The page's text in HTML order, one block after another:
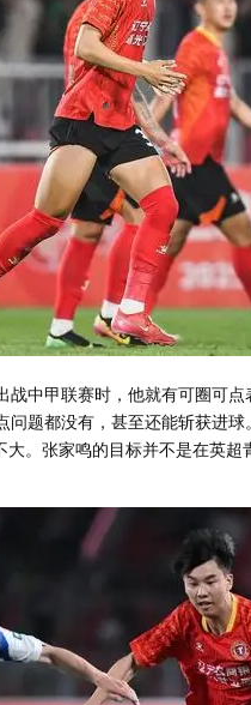
战中甲联赛时，他就有可圈可
问题都没有，甚至还能斩获进
。张家鸣的目标并不是在英